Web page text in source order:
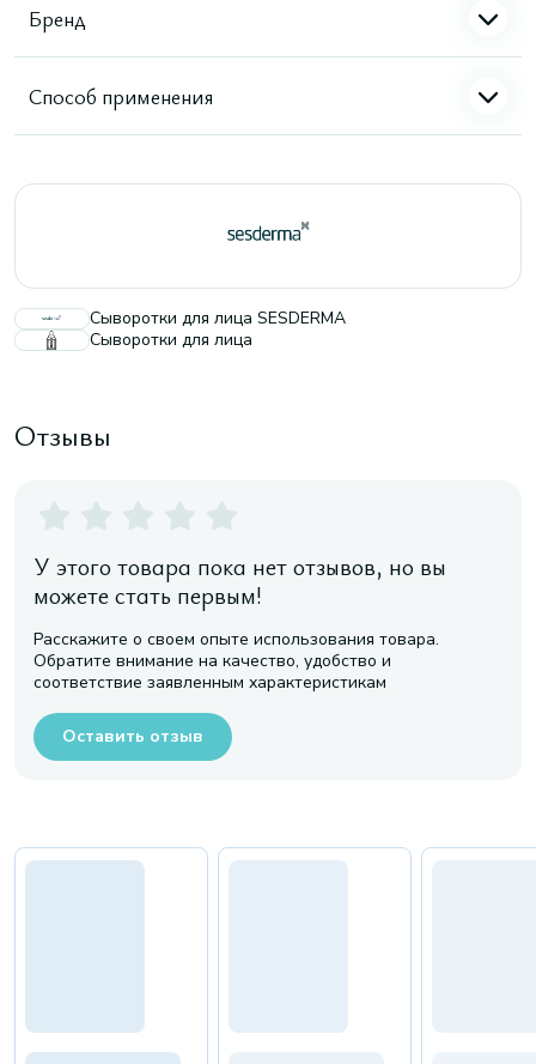
Бренд
Способ применения
Сыворотки для лица SESDERMA
Сыворотки для лица
Отзывы
У этого товара пока нет отзывов, но вы
можете стать первым!
Расскажите о своем опыте использования товара.
Обратите внимание на качество, удобство и
соответствие заявленным характеристикам
Оставить отзыв